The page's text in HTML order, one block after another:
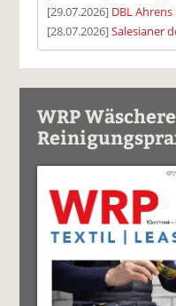
[29.07.2026] DBL
[28.07.2026]Salesianer
WRP